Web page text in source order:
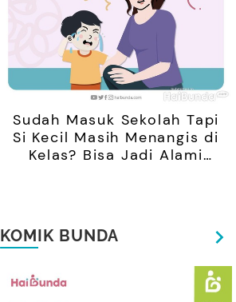
Sudah Masuk Sekolah Tapi
Si Kecil Masih Menangis di
Kelas? Bisa Jadi Alami
KOMIK BUNDA